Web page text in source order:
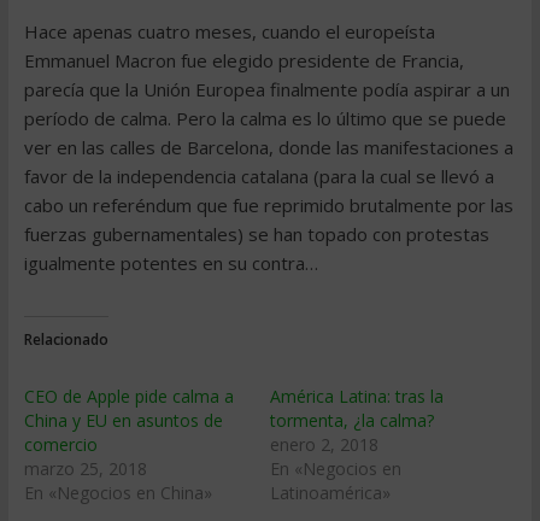
Hace apenas cuatro meses, cuando el europeísta
Emmanuel Macron fue elegido presidente de Francia,
parecía que la Unión Europea finalmente podía aspirar a un
período de calma. Pero la calma es lo último que se puede
ver en las calles de Barcelona, donde las manifestaciones a
favor de la independencia catalana (para la cual se llevó a
cabo un referéndum que fue reprimido brutalmente por las
fuerzas gubernamentales) se han topado con protestas
igualmente potentes en su contra…
Relacionado
CEO de Apple pide calma a
China y EU en asuntos de
comercio
marzo 25, 2018
En «Negocios en China»
América Latina: tras la
tormenta, ¿la calma?
enero 2, 2018
En «Negocios en
Latinoamérica»